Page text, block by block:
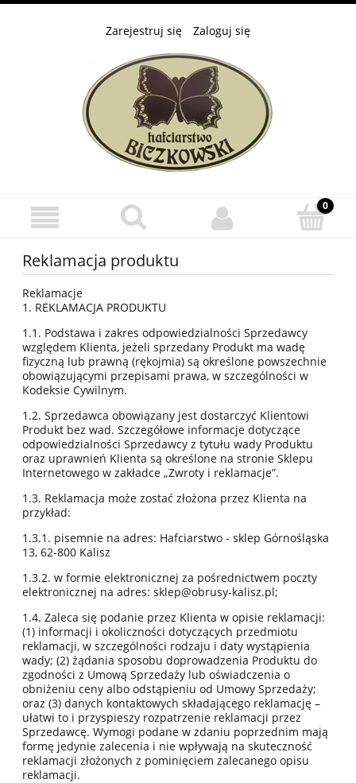
Zarejestruj się Zaloguj się
Reklamacja produktu
Reklamacje
1. REKLAMACJA PRODUKTU
1.1. Podstawa i zakres odpowiedzialności Sprzedawcy
względem Klienta, jeżeli sprzedany Produkt ma wadę
fizyczną lub prawną (rękojmia) są określone powszechnie
obowiązującymi przepisami prawa, w szczególności w
Kodeksie Cywilnym.
1.2. Sprzedawca obowiązany jest dostarczyć Klientowi
Produkt bez wad. Szczegółowe informacje dotyczące
odpowiedzialności Sprzedawcy z tytułu wady Produktu
oraz uprawnień Klienta są określone na stronie Sklepu
Internetowego w zakładce „Zwroty i reklamacje”.
1.3. Reklamacja może zostać złożona przez Klienta na
przykład:
1.3.1. pisemnie na adres: Hafciarstwo - sklep Górnośląska
13, 62-800 Kalisz
1.3.2. w formie elektronicznej za pośrednictwem poczty
elektronicznej na adres: sklep@obrusy-kalisz.pl;
1.4. Zaleca się podanie przez Klienta w opisie reklamacji:
(1) informacji i okoliczności dotyczących przedmiotu
reklamacji, w szczególności rodzaju i daty wystąpienia
wady; (2) żądania sposobu doprowadzenia Produktu do
zgodności z Umową Sprzedaży lub oświadczenia o
obniżeniu ceny albo odstąpieniu od Umowy Sprzedaży;
oraz (3) danych kontaktowych składającego reklamację –
ułatwi to i przyspieszy rozpatrzenie reklamacji przez
Sprzedawcę. Wymogi podane w zdaniu poprzednim mają
formę jedynie zalecenia i nie wpływają na skuteczność
reklamacji złożonych z pominięciem zalecanego opisu
reklamacji.